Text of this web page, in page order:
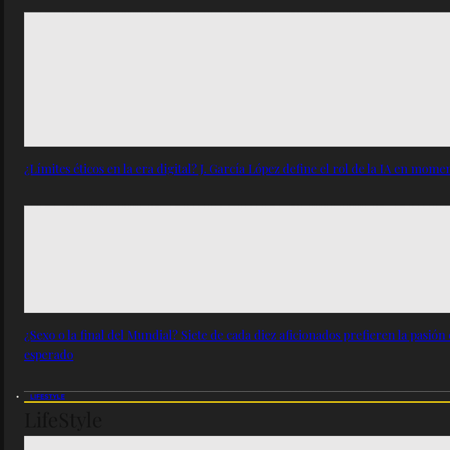
¿Límites éticos en la era digital? J. García López define el rol de la IA en
¿Sexo o la final del Mundial? Siete de cada diez aficionados prefieren la
esperado
LIFESTYLE